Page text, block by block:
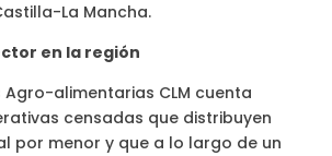
La Mancha.
en la región
alimentarias CLM cuenta
censadas que distribuyen
por menor y que a lo largo de un